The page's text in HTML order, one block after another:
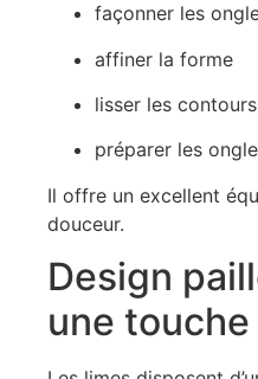
façonner les
affiner la forme
lisser les contours
préparer les
Il offre un excellent
douceur.
Design
une